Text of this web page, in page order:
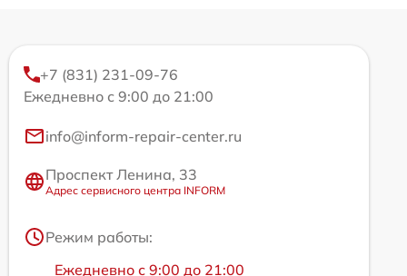
+7 (831) 231-09-76
Ежедневно с 9:00 до 21:00
info@inform-repair-center.ru
Проспект Ленина, 33
Адрес сервисного центра INFORM
Режим работы:
Ежедневно с 9:00 до 21:00